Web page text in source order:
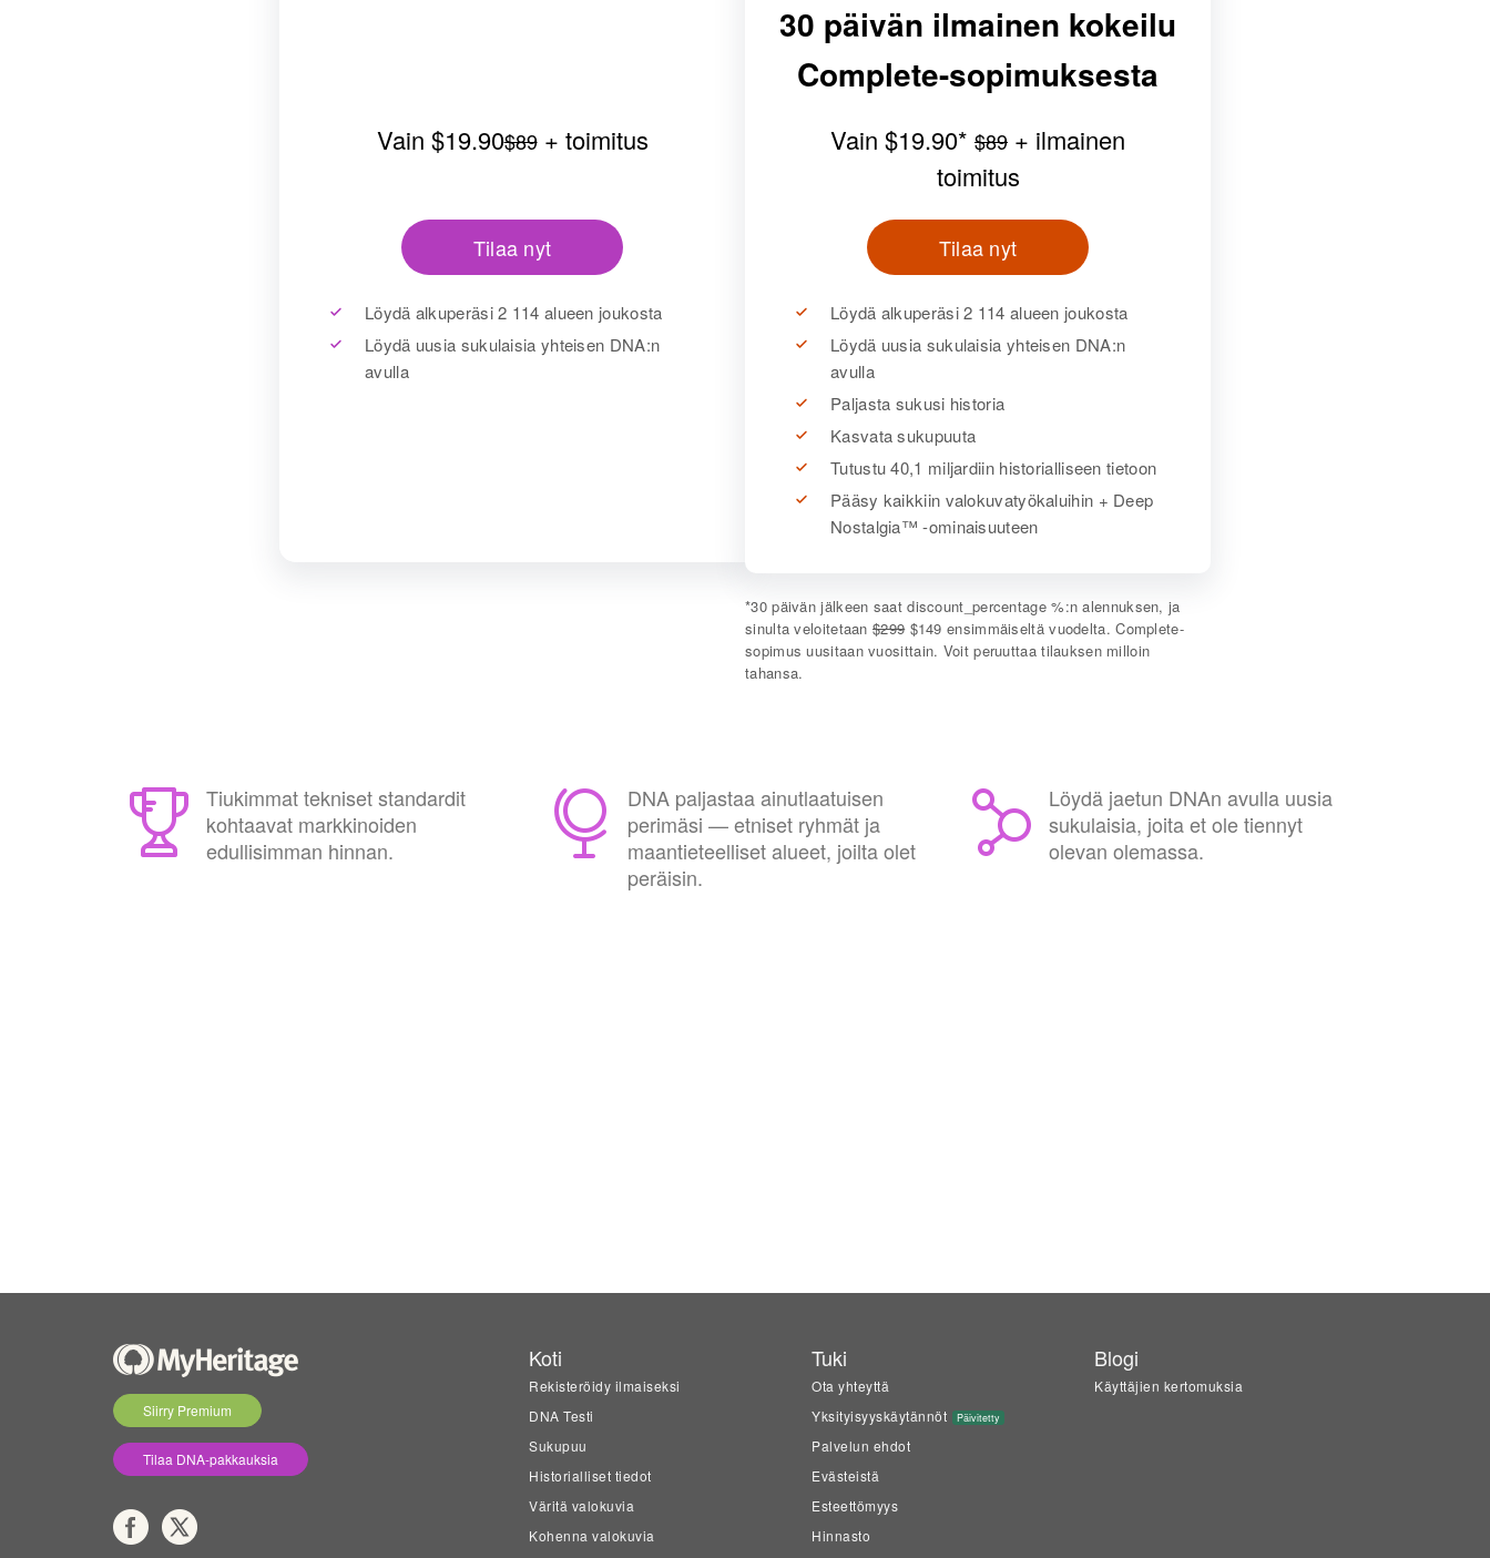
Vain $19.90$89+ toimitus
Tilaa nyt
Löydä alkuperäsi 2 114 alueen joukosta
Löydä uusia sukulaisia yhteisen DNA:n
avulla
30 päivän ilmainen kokeilu
Complete-sopimuksesta
Vain $19.90* $89 + ilmainen
toimitus
Tilaa nyt
Löydä alkuperäsi 2 114 alueen joukosta
Löydä uusia sukulaisia yhteisen DNA:n
avulla
Paljasta sukusi historia
Kasvata sukupuuta
Tutustu 40,1 miljardiin historialliseen tietoon
Pääsy kaikkiin valokuvatyökaluihin + Deep
Nostalgia™ -ominaisuuteen
*30 päivän jälkeen saatdiscount_percentage%:n alennuksen, ja
sinulta veloitetaan$299$149 ensimmäiseltä vuodelta. Complete-
sopimus uusitaan vuosittain. Voit peruuttaa tilauksen milloin
tahansa.
Tiukimmat tekniset standardit
kohtaavat markkinoiden
edullisimman hinnan.
DNA paljastaa ainutlaatuisen
perimäsi — etniset ryhmät ja
maantieteelliset alueet, joilta olet
peräisin.
Löydä jaetun DNAn avulla uusia
sukulaisia, joita et ole tiennyt
olevan olemassa.
Siirry Premium
Tilaa DNA-pakkauksia
Koti
Rekisteröidy ilmaiseksi
DNA Testi
Sukupuu
Historialliset tiedot
Väritä valokuvia
Kohenna valokuvia
Tuki
Ota yhteyttä
Yksityisyyskäytännöt
Päivitetty
Palvelun ehdot
Evästeistä
Esteettömyys
Hinnasto
Blogi
Käyttäjien kertomuksia